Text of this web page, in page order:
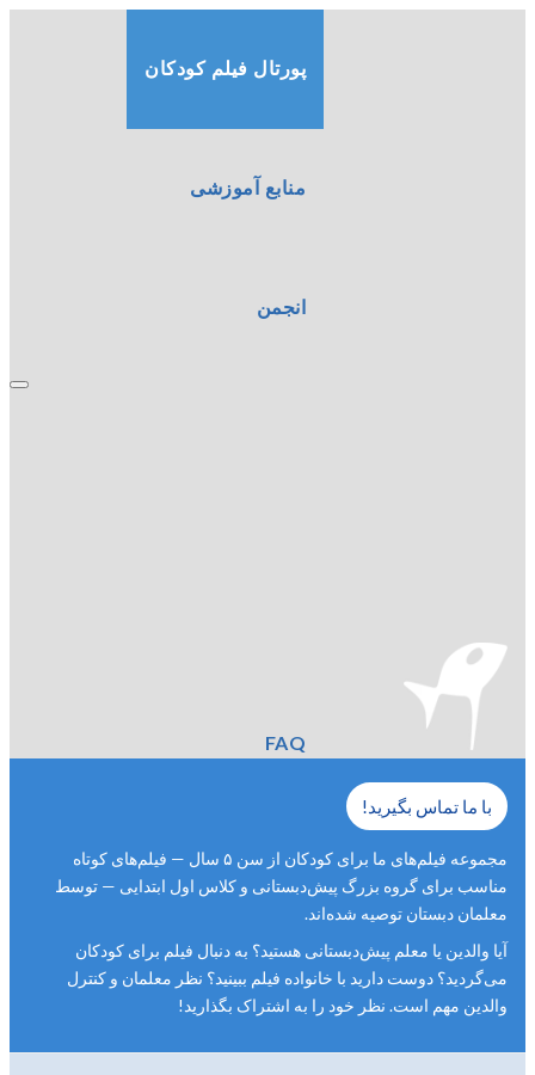
پورتال فیلم کودکان
منابع آموزشی
انجمن
FAQ
با ما تماس بگیرید!
مجموعه فیلم‌های ما برای کودکان از سن ۵ سال — فیلم‌های کوتاه
مناسب برای گروه بزرگ پیش‌دبستانی و کلاس اول ابتدایی — توسط
معلمان دبستان توصیه شده‌اند.
آیا والدین یا معلم پیش‌دبستانی هستید؟ به دنبال فیلم برای کودکان
می‌گردید؟ دوست دارید با خانواده فیلم ببینید؟ نظر معلمان و کنترل
والدین مهم است. نظر خود را به اشتراک بگذارید!